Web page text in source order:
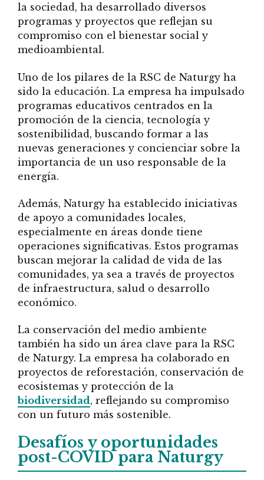
la sociedad, ha desarrollado diversos
programas y proyectos que reflejan su
compromiso con el bienestar social y
medioambiental.
Uno de los pilares de la RSC de Naturgy ha
sido la educación. La empresa ha impulsado
programas educativos centrados en la
promoción de la ciencia, tecnología y
sostenibilidad, buscando formar a las
nuevas generaciones y concienciar sobre la
importancia de un uso responsable de la
energía.
Además, Naturgy ha establecido iniciativas
de apoyo a comunidades locales,
especialmente en áreas donde tiene
operaciones significativas. Estos programas
buscan mejorar la calidad de vida de las
comunidades, ya sea a través de proyectos
de infraestructura, salud o desarrollo
económico.
La conservación del medio ambiente
también ha sido un área clave para la RSC
de Naturgy. La empresa ha colaborado en
proyectos de reforestación, conservación de
ecosistemas y protección de la
biodiversidad, reflejando su compromiso
con un futuro más sostenible.
Desafíos y oportunidades
post-COVID para Naturgy